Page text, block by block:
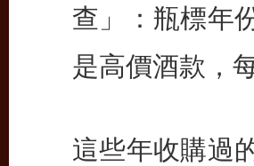
查」：瓶標年
是高價酒款，
這些年收購過